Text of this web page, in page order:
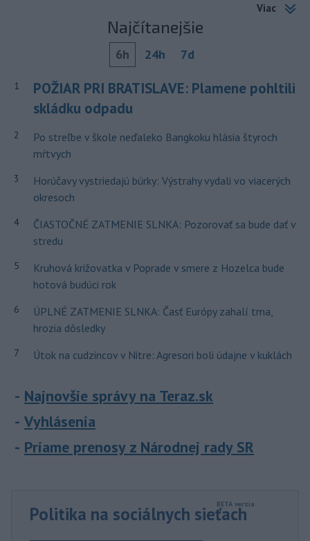
Viac
Najčítanejšie
6h 24h 7d
1
POŽIAR PRI BRATISLAVE: Plamene pohltili
skládku odpadu
2
Po streľbe v škole neďaleko Bangkoku hlásia štyroch
mŕtvych
3
Horúčavy vystriedajú búrky: Výstrahy vydali vo viacerých
okresoch
4
ČIASTOČNÉ ZATMENIE SLNKA: Pozorovať sa bude dať v
stredu
5
Kruhová križovatka v Poprade v smere z Hozelca bude
hotová budúci rok
6
ÚPLNÉ ZATMENIE SLNKA: Časť Európy zahalí tma,
hrozia dôsledky
7 Útok na cudzincov v Nitre: Agresori boli údajne v kuklách
Najnovšie správy na Teraz.sk
Vyhlásenia
Priame prenosy z Národnej rady SR
Politika na sociálnych sieťach